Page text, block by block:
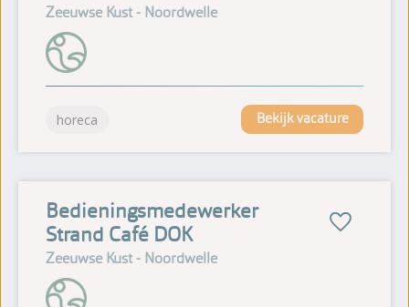
Zeeuwse Kust - Noordwelle
horeca Bekijk vacature
Bedieningsmedewerker
Strand Café DOK
Zeeuwse Kust - Noordwelle